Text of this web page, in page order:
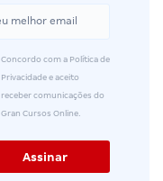
Concordo com a Política de
Privacidade e aceito
receber comunicações do
Gran Cursos Online.